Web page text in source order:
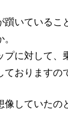
躓いているこ
プに対して、
ておりますの
像していた